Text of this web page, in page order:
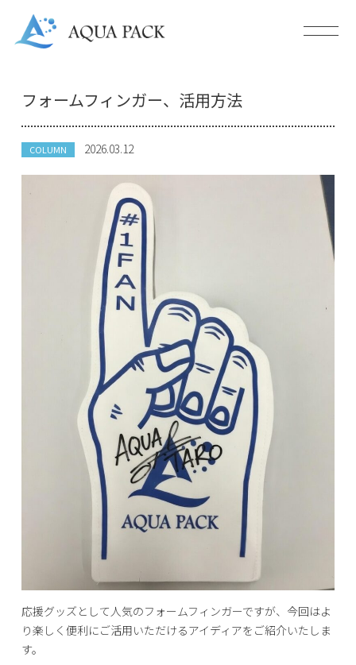
フォームフィンガー、活用方法
COLUMN 2026.03.12
応援グッズとして人気のフォームフィンガーですが、今回はよ
り楽しく便利にご活用いただけるアイディアをご紹介いたしま
す。